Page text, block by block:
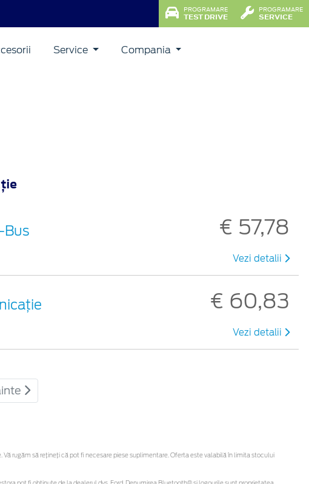
PROGRAMARE
TEST DRIVE
PROGRAMARE
SERVICE
Service Compania
Bus € 57,78
Vezi detalii
€ 60,83
Vezi detalii
rugăm să rețineți că pot fi necesare piese suplimentare. Oferta este valabilă în limita stocului